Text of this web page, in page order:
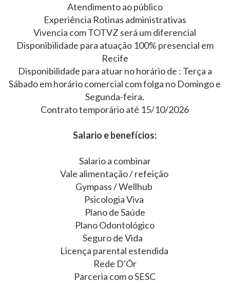
Atendimento ao público
Experiência Rotinas administrativas
Vivencia com TOTVZ será um diferencial
Disponibilidade para atuação 100% presencial em
Recife
Disponibilidade para atuar no horário de : Terça a
Sábado em horário comercial com folga no Domingo e
Segunda-feira.
Contrato temporário até 15/10/2026
Salario e benefícios:
Salario a combinar
Vale alimentação / refeição
Gympass / Wellhub
Psicologia Viva
Plano de Saúde
Plano Odontológico
Seguro de Vida
Licença parental estendida
Rede D'Ór
Parceria com o SESC